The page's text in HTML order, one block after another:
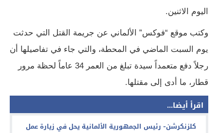
اليوم الاثنين.
وكتب موقع “فوكس” الألماني عن جريمة القتل التي حدثت
يوم السبت الماضي في المحطة، والتي جاء في تفاصيلها أن
رجلاً دفع متعمداً سيدة تبلغ من العمر 34 عاماً لحظة مرور
قطار، ما أدى إلى مقتلها.
اقرأ أيضا...
كلزنكرشن- رئيس الجمهورية الألمانية يحل في زيارة عمل